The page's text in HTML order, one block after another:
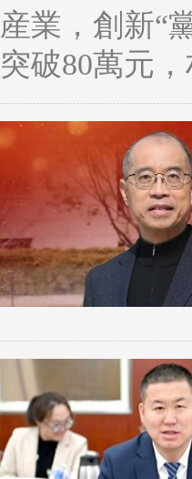
産業，創新“
突破80萬元